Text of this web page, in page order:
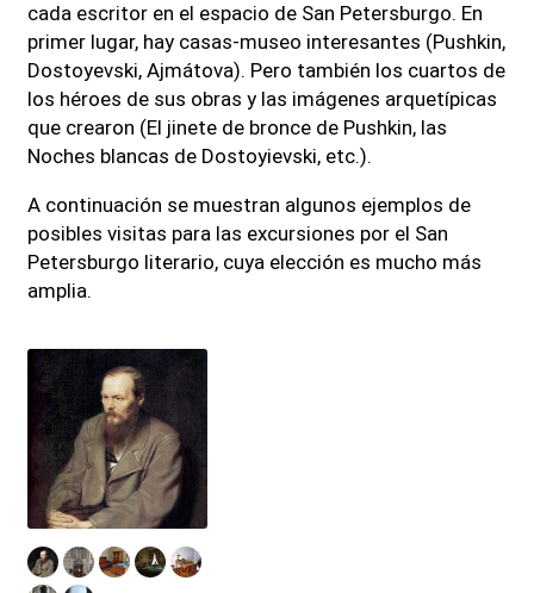
cada escritor en el espacio de San Petersburgo. En
primer lugar, hay casas-museo interesantes (Pushkin,
Dostoyevski, Ajmátova). Pero también los cuartos de
los héroes de sus obras y las imágenes arquetípicas
que crearon (El jinete de bronce de Pushkin, las
Noches blancas de Dostoyievski, etc.).
A continuación se muestran algunos ejemplos de
posibles visitas para las excursiones por el San
Petersburgo literario, cuya elección es mucho más
amplia.